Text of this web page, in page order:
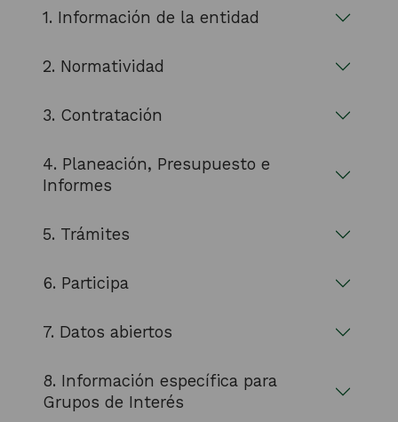
1. Información de la entidad
2. Normatividad
3. Contratación
4. Planeación, Presupuesto e
Informes
5. Trámites
6. Participa
7. Datos abiertos
8. Información específica para
Grupos de Interés